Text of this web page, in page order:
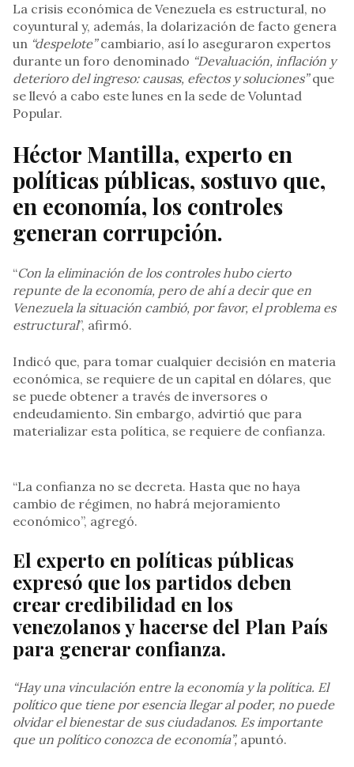
La crisis económica de Venezuela es estructural, no
coyuntural y, además, la dolarización de facto genera
un “despelote”cambiario, así lo aseguraron expertos
durante un foro denominado “Devaluación, inflación y
deterioro del ingreso: causas, efectos y soluciones”que
se llevó a cabo este lunes en la sede de Voluntad
Popular.
Héctor Mantilla, experto en
políticas públicas, sostuvo que,
en economía, los controles
generan corrupción.
“Con la eliminación de los controles hubo cierto
repunte de la economía, pero de ahí a decir que en
Venezuela la situación cambió, por favor, el problema es
estructural”, afirmó.
Indicó que, para tomar cualquier decisión en materia
económica, se requiere de un capital en dólares, que
se puede obtener a través de inversores o
endeudamiento. Sin embargo, advirtió que para
materializar esta política, se requiere de confianza.
“La confianza no se decreta. Hasta que no haya
cambio de régimen, no habrá mejoramiento
económico”, agregó.
El experto en políticas públicas
expresó que los partidos deben
crear credibilidad en los
venezolanos y hacerse del Plan País
para generar confianza.
“Hay una vinculación entre la economía y la política. El
político que tiene por esencia llegar al poder, no puede
olvidar el bienestar de sus ciudadanos. Es importante
que un político conozca de economía”, apuntó.